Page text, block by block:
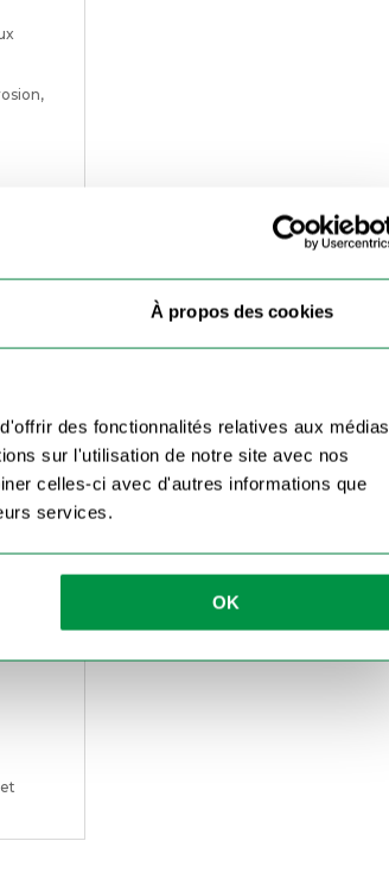
À propos des cookies
des fonctionnalités relatives aux médias
sur l'utilisation de notre site avec nos
celles-ci avec d'autres informations que
services.
OK